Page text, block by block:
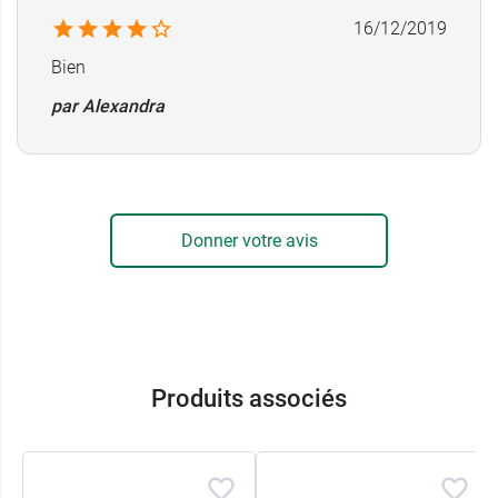
16/12/2019
Bien
par Alexandra
Donner votre avis
Produits associés